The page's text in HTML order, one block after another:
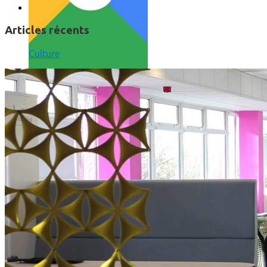
Comment utiliser « Photoshop » gratuitement et légalement
Articles récents
Culture